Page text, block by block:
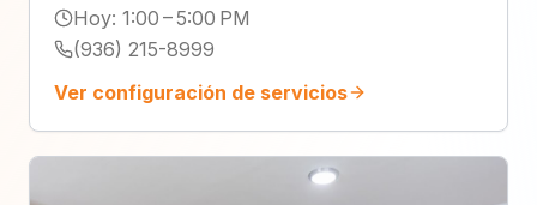
Hoy: 1:00 – 5:00 PM
(936) 215-8999
Ver configuración de servicios